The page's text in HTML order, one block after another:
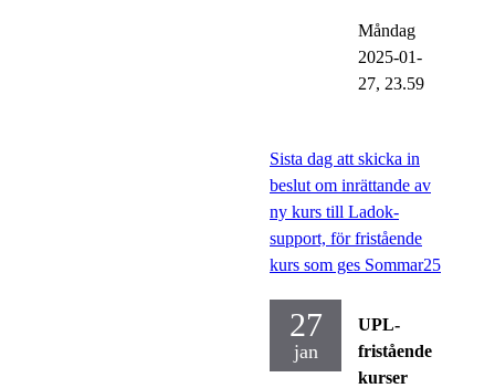
Måndag
2025-01-
27, 23.59
Sista dag att skicka in
beslut om inrättande av
ny kurs till Ladok-
support, för fristående
kurs som ges Sommar25
27
jan
UPL-
fristående
kurser